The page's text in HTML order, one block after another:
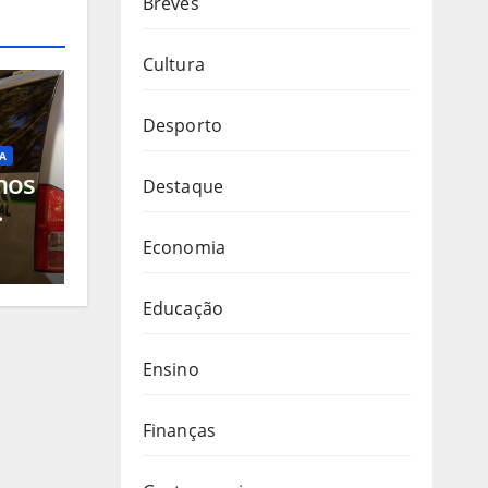
de
Cultura
Desporto
Destaque
Economia
Educação
Ensino
Finanças